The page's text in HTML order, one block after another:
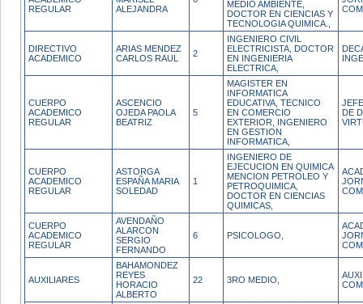
REGULAR
ALEJANDRA
MEDIO AMBIENTE,
DOCTOR EN CIENCIAS Y
TECNOLOGIA QUIMICA.,
DIRECTIVO
ACADEMICO
ARIAS MENDEZ
CARLOS RAUL
2
INGENIERO CIVIL
ELECTRICISTA, DOCTOR
EN INGENIERIA
ELECTRICA,
CUERPO
ACADEMICO
REGULAR
ASCENCIO
OJEDA PAOLA
BEATRIZ
5
MAGISTER EN
INFORMATICA
EDUCATIVA, TECNICO
EN COMERCIO
EXTERIOR, INGENIERO
EN GESTION
INFORMATICA,
DE
CUERPO
ACADEMICO
REGULAR
ASTORGA
ESPAÑA MARIA
SOLEDAD
1
INGENIERO DE
EJECUCION EN QUIMICA
MENCION PETROLEO Y
PETROQUIMICA,
DOCTOR EN CIENCIAS
QUIMICAS,
CUERPO
ACADEMICO
REGULAR
AVENDAÑO
ALARCON
SERGIO
FERNANDO
6 PSICOLOGO,
AUXILIARES
BAHAMONDEZ
REYES
HORACIO
ALBERTO
22 3RO MEDIO,